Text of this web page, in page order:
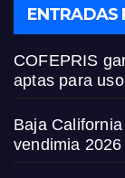
ENTRADAS
COFEPRIS
aptas para
Baja
vendimia 2026